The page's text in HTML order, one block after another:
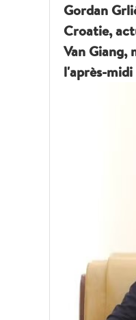
Gordan
Croatie,
Van Giang,
l'après-midi